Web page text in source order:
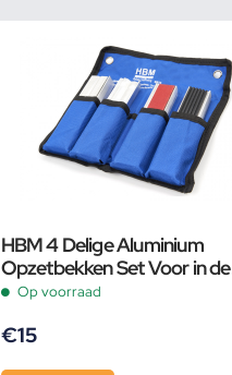
HBM 4 Delige Aluminium
Opzetbekken Set Voor in de
Bankschroef 125 mm.
Op voorraad
€15